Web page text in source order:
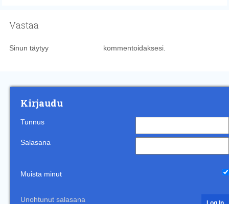
Vastaa
Sinun täytyy kommentoidaksesi.
Kirjaudu
Tunnus
Salasana
Muista minut
Unohtunut salasana